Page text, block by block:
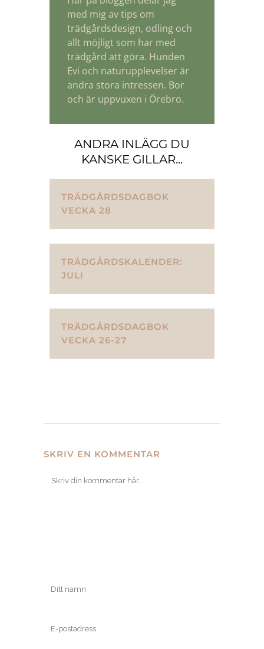
med mig av tips om
trädgårdsdesign, odling och
allt möjligt som har med
trädgård att göra. Hunden
Evi och naturupplevelser är
andra stora intressen. Bor
och är uppvuxen i Örebro.
ANDRA INLÄGG DU
KANSKE GILLAR...
TRÄDGÅRDSDAGBOK
VECKA 28
TRÄDGÅRDSKALENDER:
JULI
TRÄDGÅRDSDAGBOK
VECKA 26-27
SKRIV EN KOMMENTAR